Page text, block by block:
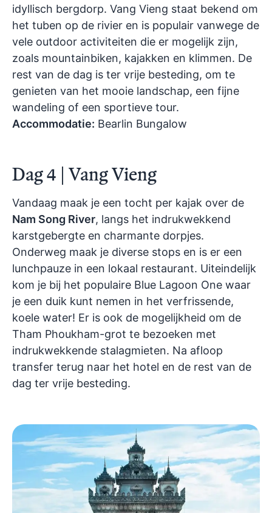
idyllisch bergdorp. Vang Vieng staat bekend om
het tuben op de rivier en is populair vanwege de
vele outdoor activiteiten die er mogelijk zijn,
zoals mountainbiken, kajakken en klimmen. De
rest van de dag is ter vrije besteding, om te
genieten van het mooie landschap, een fijne
wandeling of een sportieve tour.
Accommodatie: Bearlin Bungalow
Dag 4 | Vang Vieng
Vandaag maak je een tocht per kajak over de
Nam Song River, langs het indrukwekkend
karstgebergte en charmante dorpjes.
Onderweg maak je diverse stops en is er een
lunchpauze in een lokaal restaurant. Uiteindelijk
kom je bij het populaire Blue Lagoon One waar
je een duik kunt nemen in het verfrissende,
koele water! Er is ook de mogelijkheid om de
Tham Phoukham-grot te bezoeken met
indrukwekkende stalagmieten. Na afloop
transfer terug naar het hotel en de rest van de
dag ter vrije besteding.